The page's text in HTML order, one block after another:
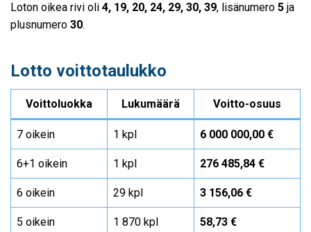
Loton oikea rivi oli 4, 19, 20, 24, 29, 30, 39, lisänumero 5 ja
plusnumero 30.
Lotto voittotaulukko
Voittoluokka Lukumäärä Voitto-osuus
7 oikein 1 kpl 6 000 000,00 €
6+1 oikein 1 kpl 276 485,84 €
6 oikein 29 kpl 3 156,06 €
5 oikein 1 870 kpl 58,73 €